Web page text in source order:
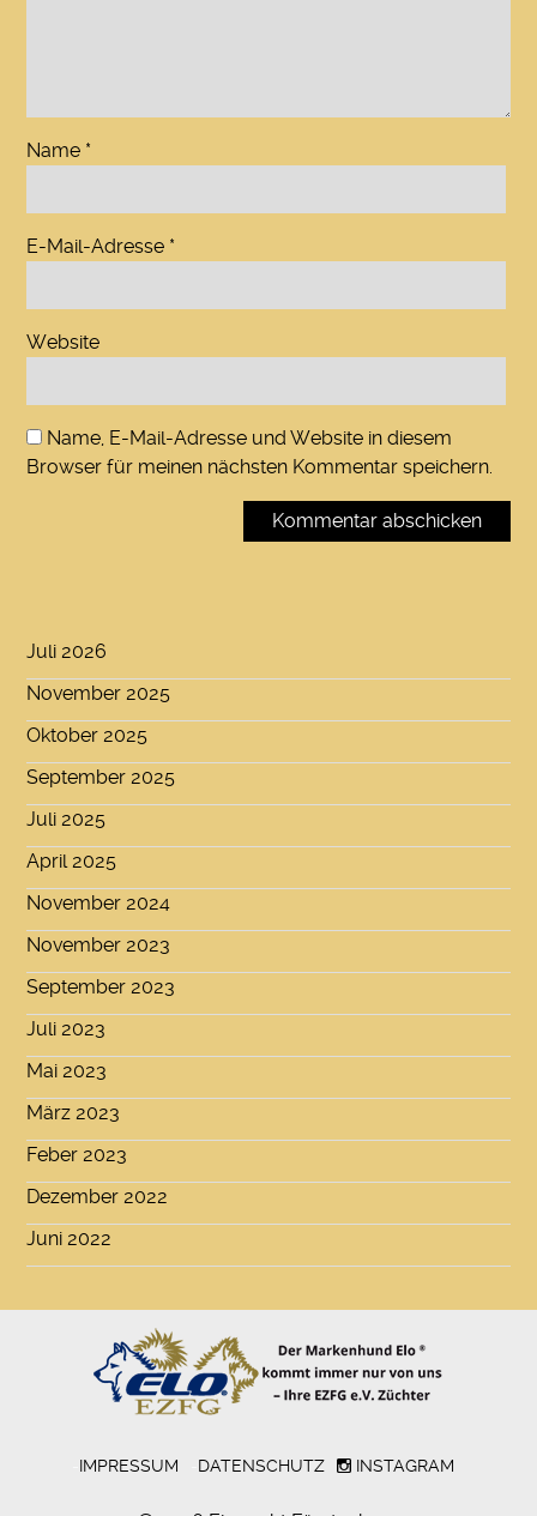
Name *
E-Mail-Adresse *
Website
Name, E-Mail-Adresse und Website in diesem
Browser für meinen nächsten Kommentar speichern.
Juli 2026
November 2025
Oktober 2025
September 2025
Juli 2025
April 2025
November 2024
November 2023
September 2023
Juli 2023
Mai 2023
März 2023
Feber 2023
Dezember 2022
Juni 2022
IMPRESSUM DATENSCHUTZ INSTAGRAM